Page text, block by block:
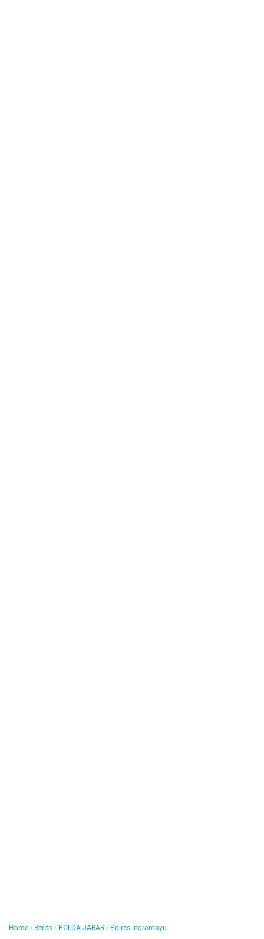
Home › Berita › POLDA JABAR › Polres Indramayu